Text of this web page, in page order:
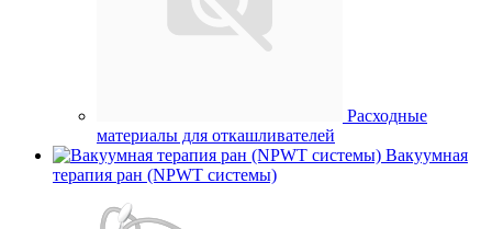
Расходные
материалы для откашливателей
Вакуумная
терапия ран (NPWT системы)